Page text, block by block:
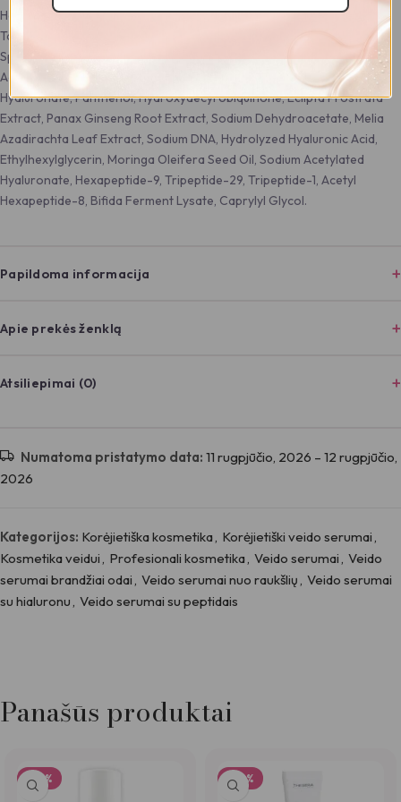
Hexanediol, Aqua, Hydroxyethyl Acrylate/Sodium Acryloyldimethyl
Taurate Copolymer, Ascorbyl Glucoside, Acetic Acid, Hydrolyzed
Sponge, Polyglyceryl-10 Oleate, Caprylic/Capric Triglyceride,
Adenosine, Acetyl Glucosamine, Hydrogenated Lecithin, Sodium
Hyaluronate, Panthenol, Hydroxydecyl Ubiquinone, Eclipta Prostrata
Extract, Panax Ginseng Root Extract, Sodium Dehydroacetate, Melia
Azadirachta Leaf Extract, Sodium DNA, Hydrolyzed Hyaluronic Acid,
Ethylhexylglycerin, Moringa Oleifera Seed Oil, Sodium Acetylated
Hyaluronate, Hexapeptide-9, Tripeptide-29, Tripeptide-1, Acetyl
Hexapeptide-8, Bifida Ferment Lysate, Caprylyl Glycol.
Papildoma informacija
Apie prekės ženklą
Atsiliepimai (0)
Atsiliepimų dar nėra.
50 ml”
El. pašto adresas nebus skelbiamas. Būtini laukeliai pažymėti
Jūsų įvertinimas *
Numatoma pristatymo data: 11 rugpjūčio, 2026 – 12 rugpjūčio,
2026
Kategorijos: Korėjietiška kosmetika, Korėjietiški veido serumai ,
Kosmetika veidui , Profesionali kosmetika, Veido serumai , Veido
serumai brandžiai odai , Veido serumai nuo raukšlių , Veido serumai
su hialuronu , Veido serumai su peptidais
Panašūs produktai
-23% -26%